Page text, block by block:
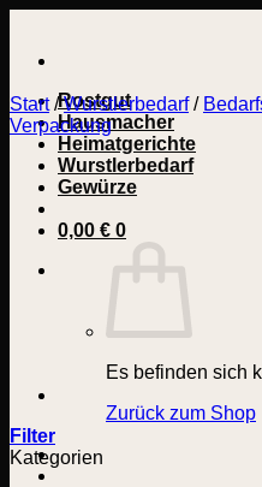
springen
Rostgut
Hausmacher
Heimatgerichte
Wurstlerbedarf
Gewürze
0,00 € 0
Es befinden sich
Zurück zum Shop
Start / Wurstlerbedarf /
Verpackung
Filter
Kategorien